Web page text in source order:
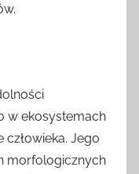
w ekosystemach
Jego
morfologicznych